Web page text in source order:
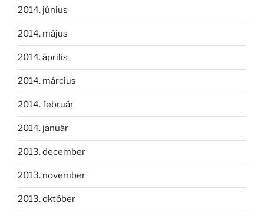
2014. június
2014. május
2014. április
2014. március
2014. február
2014. január
2013. december
2013. november
2013. október